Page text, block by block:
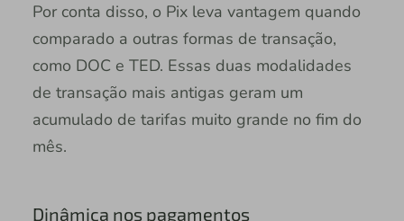
Por conta disso, o Pix leva vantagem quando
comparado a outras formas de transação,
como DOC e TED. Essas duas modalidades
de transação mais antigas geram um
acumulado de tarifas muito grande no fim do
mês.
Dinâmica nos pagamentos